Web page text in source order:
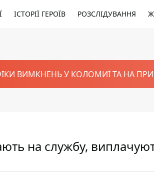
ІСТОРІЇ ГЕРОЇВ РОЗСЛІДУВАННЯ
ВИМКНЕНЬ У КОЛОМИЇ ТА НА
на службу,